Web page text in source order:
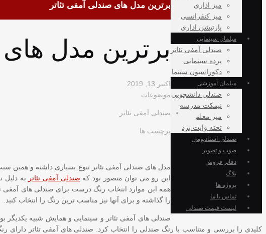
میز اداری
میز کنفرانسی
پارتیشن اداری
مبلمان سینمایی
صندلی آمفی تئاتر
پرده سینمایی
دکوراسیون سینما
مبلمان آموزشی
صندلی دانشجویی
نیمکت مدرسه
میز معلم
تخته وایت برد
صندلی استادیومی
صوت و تصویر
دفاتر فروش
بلاگ
پروژه ها
تماس با ما
لیست قیمت صندلی
برترین مدل های صندلی آمفی تئاتر
برترین مدل های
اکتبر 13, 2019
موضوعات
صندلی آمفی تئاتر
برچسب ها
مدل های صندلی آمفی تئاتر تنوع بسیاری داشته و همین سبب
این رو می توان متصور بود که صندلی آمفی تئاتر به دلیل
همه این موارد انتخاب رنگ درست برای صندلی های آمفی
را گذاشته و برای آنها نیز مناسب ترین رنگ را انتخاب کنید.
صندلی های آمفی تئاتر و سینمایی و همایش شبیه یکدیگر
کلیدی را بررسی و متناسب با رنگ صندلی را انتخاب کرد. صندلی های آمفی تئاتر